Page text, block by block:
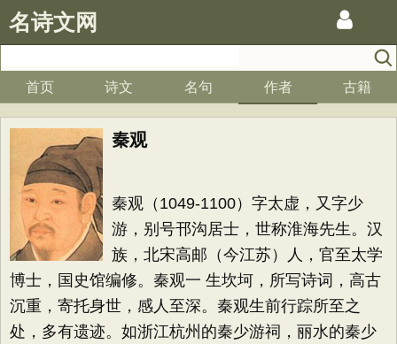
名诗文网
首页 诗文 名句 作者 古籍
秦观
秦观（1049-1100）字太虚，又字少
游，别号邗沟居士，世称淮海先生。汉
族，北宋高邮（今江苏）人，官至太学
博士，国史馆编修。秦观一 生坎坷，所写诗词，高古
沉重，寄托身世，感人至深。秦观生前行踪所至之
处，多有遗迹。如浙江杭州的秦少游祠，丽水的秦少